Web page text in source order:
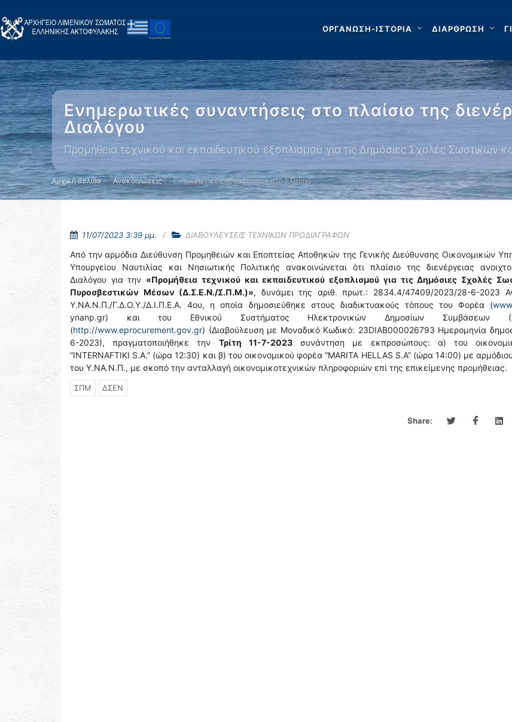
ΟΡΓΑΝΩΣΗ-ΙΣΤΟΡΙΑ ΔΙΑΡΘΡΩΣΗ
Ενημερωτικές συναντήσεις στο πλαίσιο της
Διαλόγου
Προμήθεια τεχνικού και εκπαιδευτικού εξοπλισμού για τις Δημόσιες Σχολές
Αρχική σελίδα Ανακοινώσεις Ενημερωτικές συναντήσεις στο πλαίσιο …
11/07/2023 3:39 μμ. ΔΙΑΒΟΥΛΕΥΣΕΙΣ ΤΕΧΝΙΚΩΝ ΠΡΟΔΙΑΓΡΑΦΩΝ
Από την αρμόδια Διεύθυνση Προμηθειών και Εποπτείας Αποθηκών της Γενικής Διεύθυνσης Οικονομικών
Υπουργείου Ναυτιλίας και Νησιωτικής Πολιτικής ανακοινώνεται ότι πλαίσιο της διενέργειας
Διαλόγου για την «Προμήθεια τεχνικού και εκπαιδευτικού εξοπλισμού για τις Δημόσιες Σχολές
Πυροσβεστικών Μέσων (Δ.Σ.Ε.Ν./Σ.Π.Μ.)», δυνάμει της αριθ. πρωτ.: 2834.4/47409/2023/28-6-2023
Υ.ΝΑ.Ν.Π./Γ.Δ.Ο.Υ./Δ.Ι.Π.Ε.Α. 4ου, η οποία δημοσιεύθηκε στους διαδικτυακούς τόπους του Φορέα (
ynanp.gr) και του Εθνικού Συστήματος Ηλεκτρονικών Δημοσίων Συμβάσεων
(http://www.eprocurement.gov.gr) (Διαβούλευση με Μοναδικό Κωδικό: 23DIAB000026793 Ημερομηνία
6-2023), πραγματοποιήθηκε την Τρίτη 11-7-2023συνάντηση με εκπροσώπους: α) του
“INTERNAFTIKI S.A.” (ώρα 12:30) και β) του οικονομικού φορέα “MARITA HELLAS S.A” (ώρα 14:00) με
του Υ.ΝΑ.Ν.Π., με σκοπό την ανταλλαγή οικονομικοτεχνικών πληροφοριών επί της επικείμενης προμήθειας.
ΣΠΜ ΔΣΕΝ
Share: